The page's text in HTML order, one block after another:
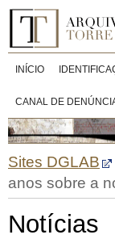
INÍCIO
CANAL DE
Sites DGLAB
anos sobre a
Notícias